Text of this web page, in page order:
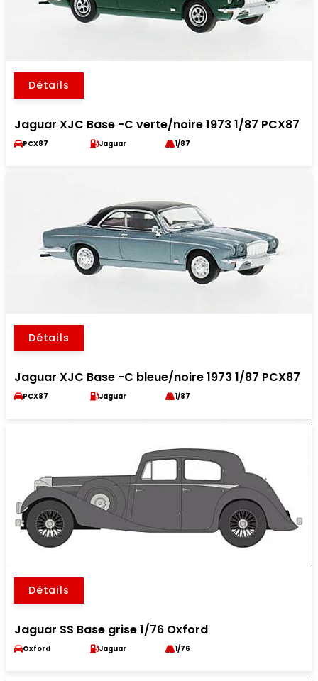
Détails
Jaguar XJC Base -C verte/noire 1973 1/87 PCX87
PCX87 Jaguar 1/87
Détails
Jaguar XJC Base -C bleue/noire 1973 1/87 PCX87
PCX87 Jaguar 1/87
Détails
Jaguar SS Base grise 1/76 Oxford
Oxford Jaguar 1/76